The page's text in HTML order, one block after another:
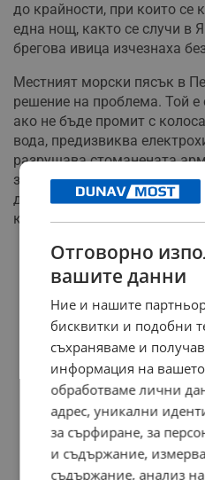
до крайности, при които се
една нощ, както се случи в
брегова ивица изчезнаха
Местният морски пясък в
решение на проблема. Той е
ако не бъде промит с
вода, предизвиква
разрушава стоманената
за няколко години. Освен
добив в ОАЕ вече нанесе
кораловите рифове в
Отговорно
вашите данни
Ние и нашите
бисквитки и подобни
съхраняваме и
информация на вашето
обработваме лични
адрес, уникални
за сърфиране, за
и съдържание,
съдържание, анализ